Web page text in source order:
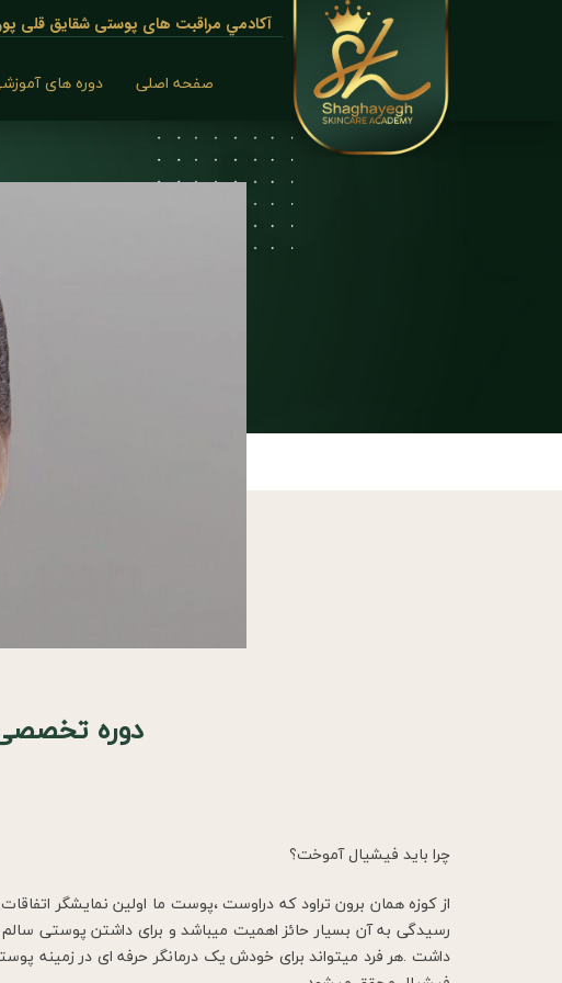
آكادمي مراقبت های پوستی شقايق قلی
صفحه اصلی دوره های
دوره
چرا باید فیشیال آموخت؟
از کوزه همان برون تراود که دراوست ،پوست ما اولین نمایشگر
رسیدگی به آن بسیار حائز اهمیت میباشد و برای داشتن پوستی
داشت .هر فرد ميتواند برای خودش یک درمانگر حرفه ای در زمینه